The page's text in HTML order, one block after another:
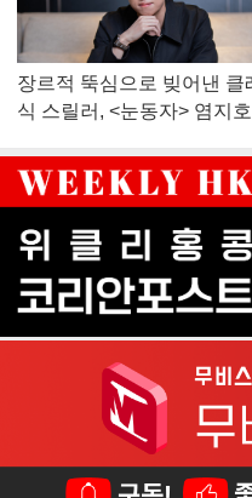
장르적 뚝심으로 빚어낸 클
식 스릴러, <눈동자> 염지호